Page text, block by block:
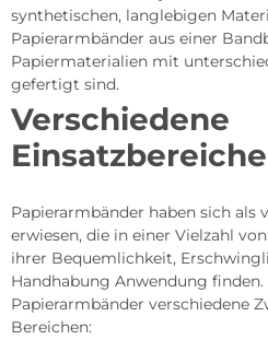
synthetischen, langlebigen
Papierarmbänder aus einer
Papiermaterialien mit
gefertigt sind.
Verschiedene
Einsatzbereiche
Papierarmbänder haben sich als
erwiesen, die in einer Vielzahl
ihrer Bequemlichkeit,
Handhabung Anwendung finden.
Papierarmbänder verschiedene
Bereichen: